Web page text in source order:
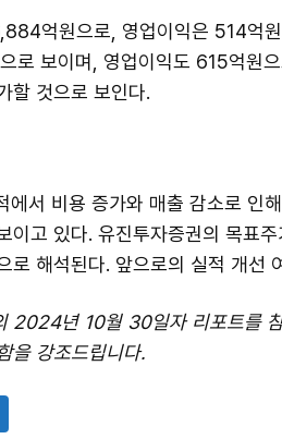
억원으로, 영업이익은 514억
로 보이며, 영업이익도 615억원
할 것으로 보인다.
서 비용 증가와 매출 감소로 인
이고 있다. 유진투자증권의 목표
로 해석된다. 앞으로의 실적 개선
2024년 10월 30일자 리포트를
을 강조드립니다.